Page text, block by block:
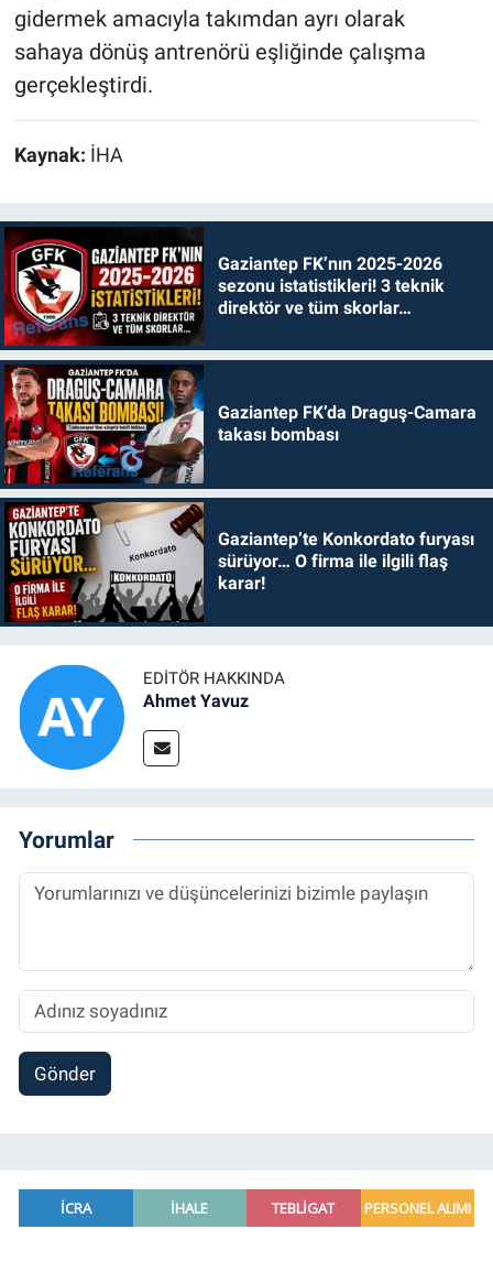
gidermek amacıyla takımdan ayrı olarak
sahaya dönüş antrenörü eşliğinde çalışma
gerçekleştirdi.
Kaynak: İHA
Gaziantep FK’nın 2025-2026
sezonu istatistikleri! 3 teknik
direktör ve tüm skorlar…
Gaziantep FK’da Draguş-Camara
takası bombası
Gaziantep’te Konkordato furyası
sürüyor… O firma ile ilgili flaş
karar!
EDITÖR HAKKINDA
Ahmet Yavuz
Yorumlar
Gönder